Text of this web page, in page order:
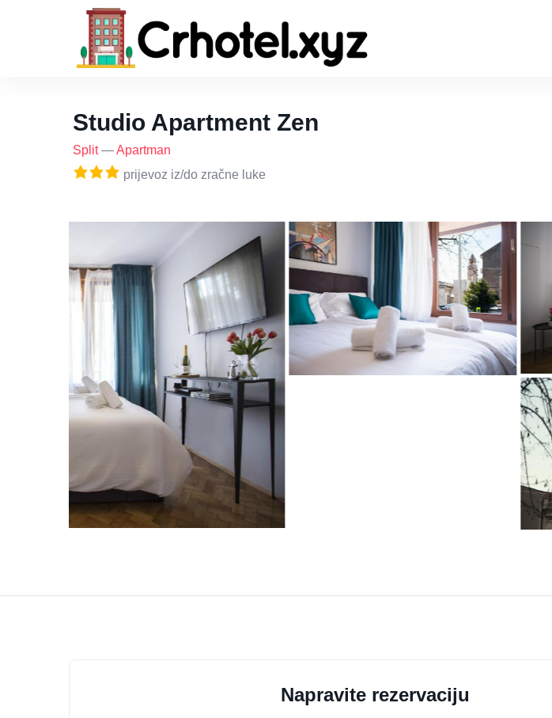
Studio Apartment Zen
Split—Apartman
prijevoz iz/do zračne luke
Napravite rezervaciju